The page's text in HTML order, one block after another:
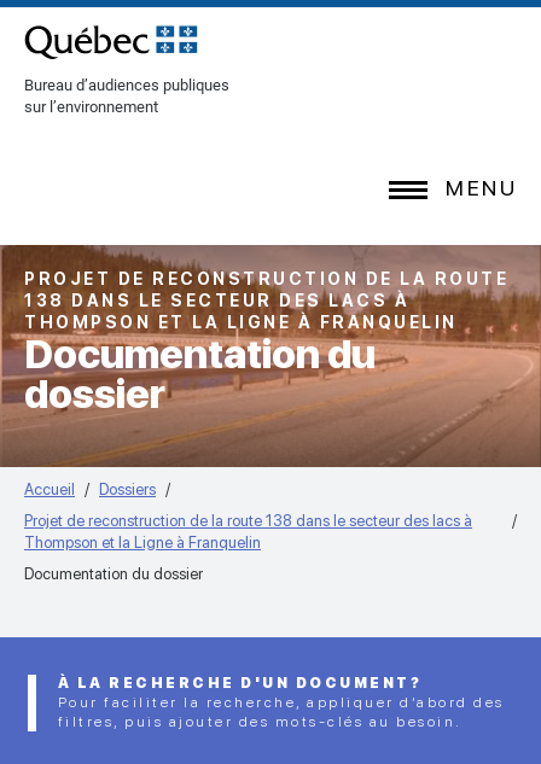
[Common.SkipToContent]
Bureau d’audiences publiques
sur l’environnement
MENU
PROJET DE RECONSTRUCTION DE LA ROUTE
138 DANS LE SECTEUR DES LACS À
THOMPSON ET LA LIGNE À FRANQUELIN
Documentation du
dossier
Accueil
Dossiers
Projet de reconstruction de la route 138 dans le secteur des lacs à
Thompson et la Ligne à Franquelin
Documentation du dossier
À LA RECHERCHE D'UN DOCUMENT?
Pour faciliter la recherche, appliquer d’abord des
filtres, puis ajouter des mots-clés au besoin.